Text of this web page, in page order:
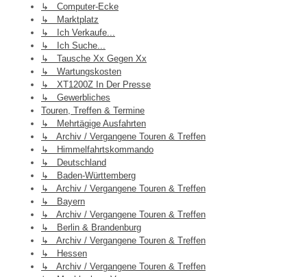
↳ Computer-Ecke
↳ Marktplatz
↳ Ich Verkaufe...
↳ Ich Suche...
↳ Tausche Xx Gegen Xx
↳ Wartungskosten
↳ XT1200Z In Der Presse
↳ Gewerbliches
Touren, Treffen & Termine
↳ Mehrtägige Ausfahrten
↳ Archiv / Vergangene Touren & Treffen
↳ Himmelfahrtskommando
↳ Deutschland
↳ Baden-Württemberg
↳ Archiv / Vergangene Touren & Treffen
↳ Bayern
↳ Archiv / Vergangene Touren & Treffen
↳ Berlin & Brandenburg
↳ Archiv / Vergangene Touren & Treffen
↳ Hessen
↳ Archiv / Vergangene Touren & Treffen